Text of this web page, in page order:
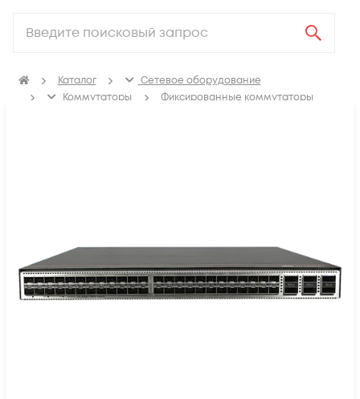
Каталог
Сетевое оборудование
Коммутаторы
Фиксированные коммутаторы